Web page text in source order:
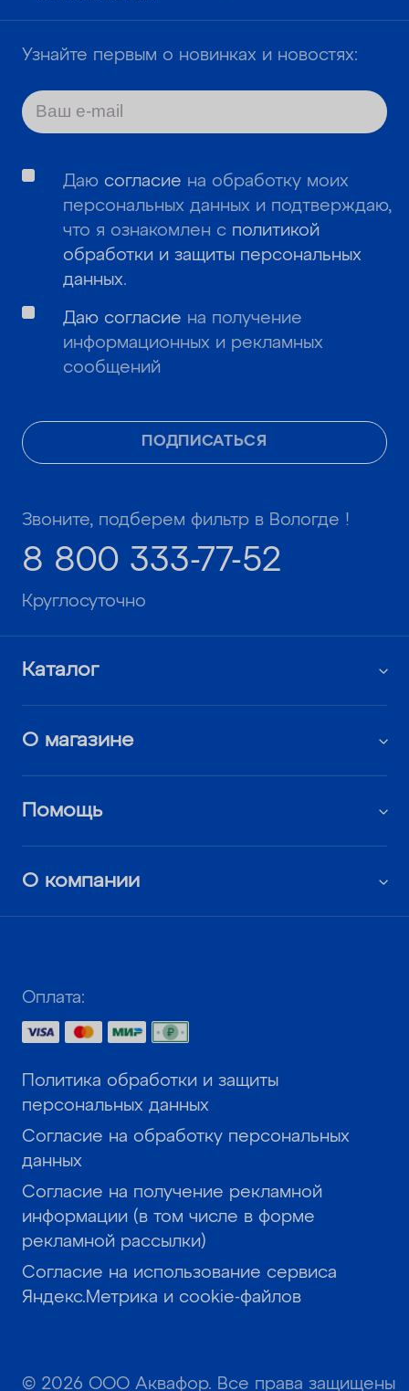
Узнайте первым о новинках и новостях:
ПОДПИСАТЬСЯ
Даю согласие на обработку моих
персональных данных и подтверждаю,
что я ознакомлен с политикой
обработки и защиты персональных
данных.
Даю согласие на получение
информационных и рекламных
сообщений
Звоните, подберем фильтр в Вологде !
8 800 333-77-52
Круглосуточно
Каталог
О магазине
Помощь
О компании
© 2026 ООО Аквафор. Все права защищены
Оплата:
Политика обработки и защиты
персональных данных
Согласие на обработку персональных
данных
Согласие на получение рекламной
информации (в том числе в форме
рекламной рассылки)
Согласие на использование сервиса
Яндекс.Метрика и cookie-файлов